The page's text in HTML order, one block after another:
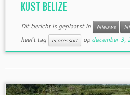
KUST BELIZE
Dit bericht is geplaatst in Nieuws
heeft tag
ecoressort op december 3,